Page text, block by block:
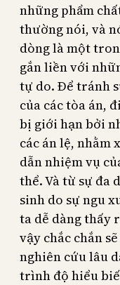
những phẩm
thường nói, và
dòng là một
gắn liền với
tự do. Để tránh
của các tòa án,
bị giới hạn bởi
các án lệ, nhằm
dẫn nhiệm vụ
thể. Và từ sự đa
sinh do sự ngu
ta dễ dàng thấy
vậy chắc chắn
nghiên cứu lâu
trình độ hiểu